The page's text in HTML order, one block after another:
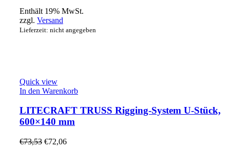
Enthält 19% MwSt.
zzgl. Versand
Lieferzeit: nicht angegeben
Quick view
In den Warenkorb
LITECRAFT TRUSS Rigging-System U-Stück,
600×140 mm
€73,53 €72,06